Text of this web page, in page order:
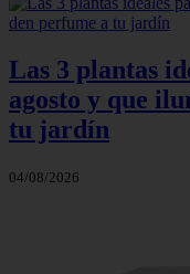
Las 3 plantas
agosto y que
tu jardín
04/08/2026